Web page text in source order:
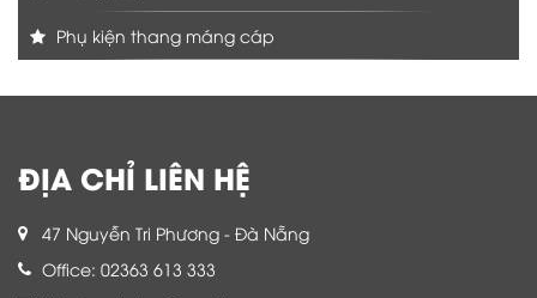
Phụ kiện thang máng cáp
ĐỊA CHỈ LIÊN HỆ
47 Nguyễn Tri Phương - Đà Nẵng
Office: 02363 613 333